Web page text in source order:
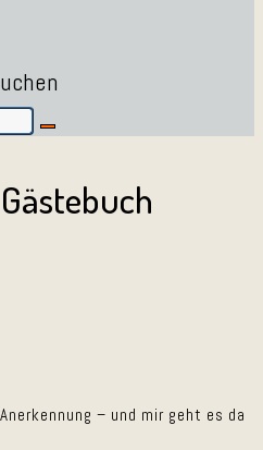
– und mir geht es da